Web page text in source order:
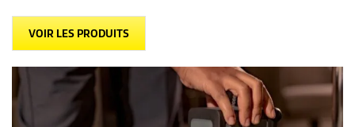
VOIR LES PRODUITS